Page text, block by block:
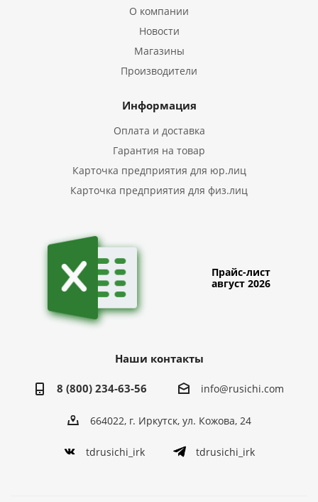
О компании
Новости
Магазины
Производители
Информация
Оплата и доставка
Гарантия на товар
Карточка предприятия для юр.лиц
Карточка предприятия для физ.лиц
Прайс-лист
август 2026
Наши контакты
8 (800) 234-63-56 info@rusichi.com
664022, г. Иркутск, ул. Кожова, 24
tdrusichi_irk tdrusichi_irk